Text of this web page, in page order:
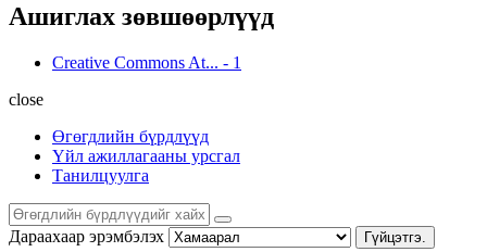
Ашиглах зөвшөөрлүүд
Creative Commons At... - 1
close
Өгөгдлийн бүрдлүүд
Үйл ажиллагааны урсгал
Танилцуулга
Дараахаар эрэмбэлэх Гүйцэтгэ.